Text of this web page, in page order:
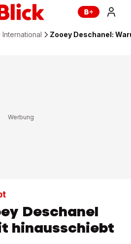
Zooey Deschanel:
Deschanel
hinausschiebt